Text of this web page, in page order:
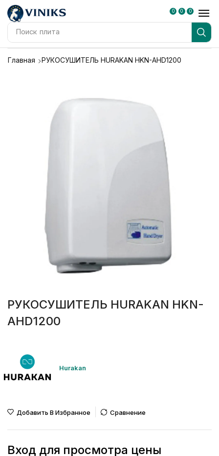
Поиск плита
0 0 0
Главная РУКОСУШИТЕЛЬ HURAKAN HKN-AHD1200
РУКОСУШИТЕЛЬ HURAKAN HKN-
AHD1200
Hurakan
Добавить В Избранное Сравнение
Вход для просмотра цены